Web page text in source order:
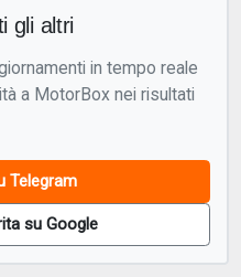
gli altri
in tempo reale
a MotorBox nei risultati
Telegram
su Google